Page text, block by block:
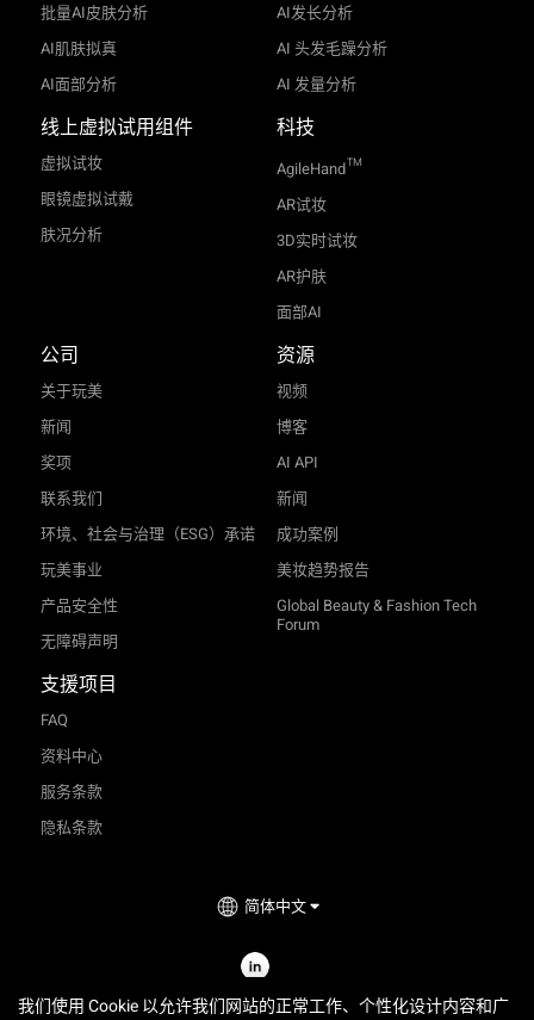
批量AI皮肤分析
AI肌肤拟真
AI面部分析
AI发长分析
AI 头发毛躁分析
AI 发量分析
线上虚拟试用组件
虚拟试妆
眼镜虚拟试戴
肤况分析
科技
AgileHandTM
AR试妆
3D实时试妆
AR护肤
面部AI
公司
关于玩美
新闻
奖项
联系我们
环境、社会与治理（ESG）承诺
玩美事业
产品安全性
无障碍声明
资源
视频
博客
AI API
新闻
成功案例
美妆趋势报告
Global Beauty & Fashion Tech
Forum
支援项目
FAQ
资料中心
服务条款
隐私条款
简体中文
2026© Perfect Corp. All Rights Reserved.
我们使用 Cookie 以允许我们网站的正常工作、个性化设计内容和广